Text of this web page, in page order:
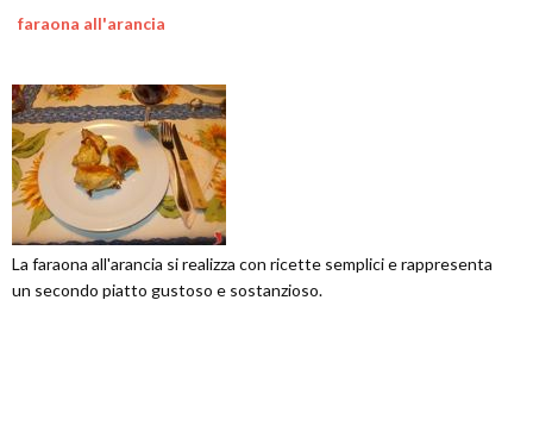
faraona all'arancia
La faraona all'arancia si realizza con ricette semplici e rappresenta
un secondo piatto gustoso e sostanzioso.